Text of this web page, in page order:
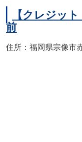
【クレジッ
前
住所：福岡県宗像市